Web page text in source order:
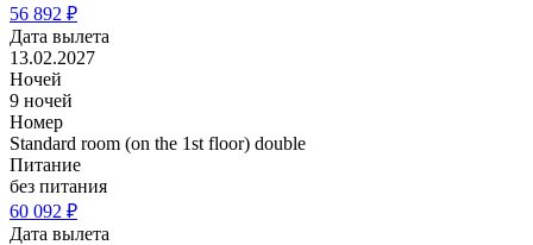
56 892 ₽
Дата вылета
13.02.2027
Ночей
9 ночей
Номер
Standard room (on the 1st floor) double
Питание
без питания
60 092 ₽
Дата вылета